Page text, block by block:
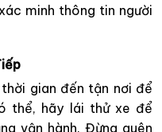
minh thông tin người
gian đến tận nơi để
thể, hãy lái thử xe để
vận hành. Đừng quên